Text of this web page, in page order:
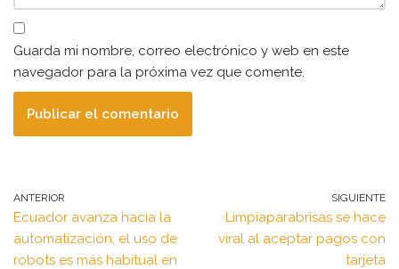
Guarda mi nombre, correo electrónico y web en este
navegador para la próxima vez que comente.
ANTERIOR
Ecuador avanza hacia la
automatización, el uso de
robots es más habitual en
SIGUIENTE
Limpiaparabrisas se hace
viral al aceptar pagos con
tarjeta